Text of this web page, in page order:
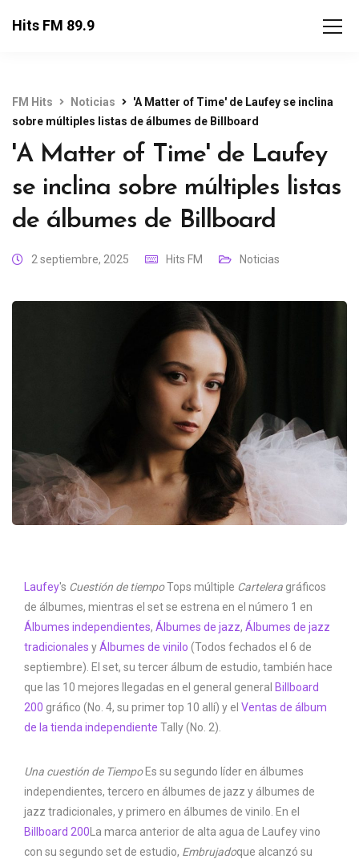
Hits FM 89.9
FM Hits Noticias
'A Matter of Time' de Laufey se inclina
sobre múltiples listas de álbumes de Billboard
'A Matter of Time' de Laufey
se inclina sobre múltiples listas
de álbumes de Billboard
2 septiembre, 2025 Hits FM Noticias
Laufey's Cuestión de tiempoTops múltiple Cartelera gráficos
de álbumes, mientras el set se estrena en el número 1 en
Álbumes independientes, Álbumes de jazz, Álbumes de jazz
tradicionales yÁlbumes de vinilo (Todos fechados el 6 de
septiembre). El set, su tercer álbum de estudio, también hace
que las 10 mejores llegadas en el general general Billboard
200 gráfico (No. 4, su primer top 10 allí) y el Ventas de álbum
de la tienda independiente Tally (No. 2).
Una cuestión de TiempoEs su segundo líder en álbumes
independientes, tercero en álbumes de jazz y álbumes de
jazz tradicionales, y primero en álbumes de vinilo. En el
Billboard 200 La marca anterior de alta agua de Laufey vino
con su segundo set de estudio, Embrujadoque alcanzó su